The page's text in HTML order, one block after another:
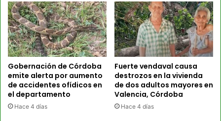
Gobernación de Córdoba
emite alerta por aumento
de accidentes ofídicos en
el departamento
Hace 4 días
Fuerte vendaval causa
destrozos en la vivienda
de dos adultos mayores en
Valencia, Córdoba
Hace 4 días